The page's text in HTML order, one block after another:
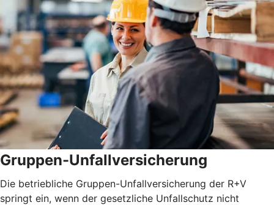
Gruppen-Unfallversicherung
Die betriebliche Gruppen-Unfallversicherung der R+V
springt ein, wenn der gesetzliche Unfallschutz nicht